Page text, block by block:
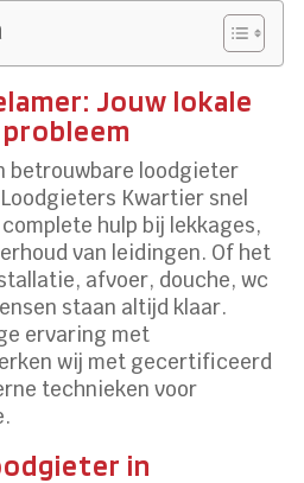
Jouw lokale
betrouwbare loodgieter
Kwartier snel
hulp bij lekkages,
van leidingen. Of het
afvoer, douche, wc
staan altijd klaar.
ervaring met
wij met gecertificeerd
technieken voor
in